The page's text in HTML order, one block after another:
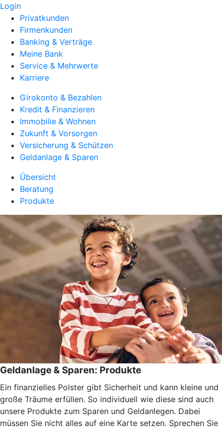
Login
Privatkunden
Firmenkunden
Banking & Verträge
Meine Bank
Service & Mehrwerte
Karriere
Girokonto & Bezahlen
Kredit & Finanzieren
Immobilie & Wohnen
Zukunft & Vorsorgen
Versicherung & Schützen
Geldanlage & Sparen
Übersicht
Beratung
Produkte
Geldanlage & Sparen: Produkte
Ein finanzielles Polster gibt Sicherheit und kann kleine und
große Träume erfüllen. So individuell wie diese sind auch
unsere Produkte zum Sparen und Geldanlegen. Dabei
müssen Sie nicht alles auf eine Karte setzen. Sprechen Sie